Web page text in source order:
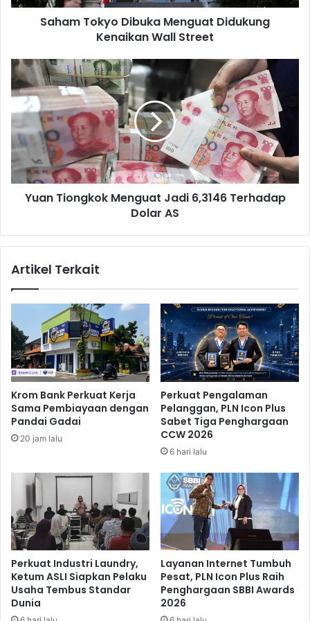
y
b
u
k
e
n
g
u
i
u
g
K
e
n
a
i
k
a
n
a
S
t
r
e
e
t
Saham Tokyo Dibuka Menguat Didukung
Kenaikan Wall Street
Y
u
a
i
o
n
g
n
t
J
a
d
6
,
1
6
r
h
a
d
a
p
D
Yuan Tiongkok Menguat Jadi 6,3146 Terhadap
Dolar AS
Artikel Terkait
Krom Bank Perkuat Kerja
Sama Pembiayaan dengan
Pandai Gadai
20 jam lalu
Perkuat Pengalaman
Pelanggan, PLN Icon Plus
Sabet Tiga Penghargaan
CCW 2026
6 hari lalu
Perkuat Industri Laundry,
Ketum ASLI Siapkan Pelaku
Usaha Tembus Standar
Dunia
Layanan Internet Tumbuh
Pesat, PLN Icon Plus Raih
Penghargaan SBBI Awards
2026